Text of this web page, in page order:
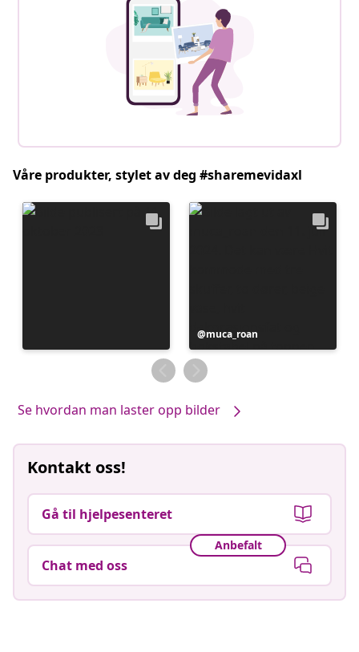
Våre produkter, stylet av deg #sharemevidaxl
Innlegg
publisert
av
muca_roan
Se hvordan man laster opp bilder
Kontakt oss!
Gå til hjelpesenteret
Anbefalt
Chat med oss